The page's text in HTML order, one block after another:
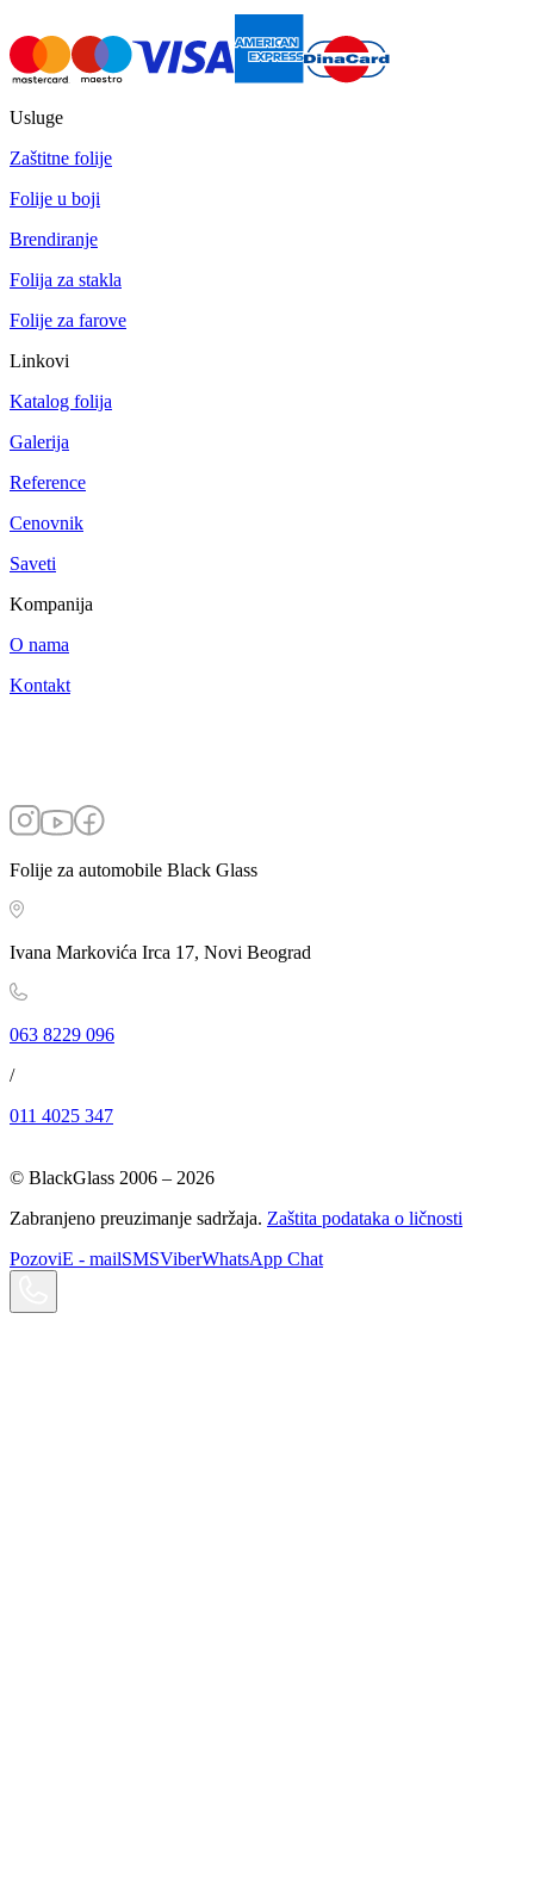
Usluge
Zaštitne folije
Folije u boji
Brendiranje
Folija za stakla
Folije za farove
Linkovi
Katalog folija
Galerija
Reference
Cenovnik
Saveti
Kompanija
O nama
Kontakt
Folije za automobile Black Glass
Ivana Markovića Irca 17, Novi Beograd
063 8229 096
/
011 4025 347
© BlackGlass 2006 – 2026
Zabranjeno preuzimanje sadržaja. Zaštita podataka o ličnosti
PozoviE - mailSMSViberWhatsApp Chat